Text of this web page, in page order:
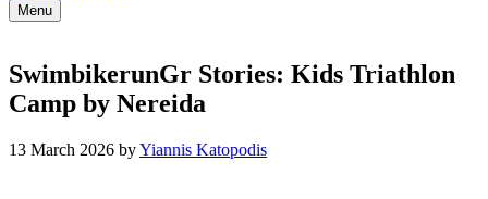
Menu
SwimbikerunGr Stories: Kids Triathlon
Camp by Nereida
13 March 2026 byYiannis Katopodis